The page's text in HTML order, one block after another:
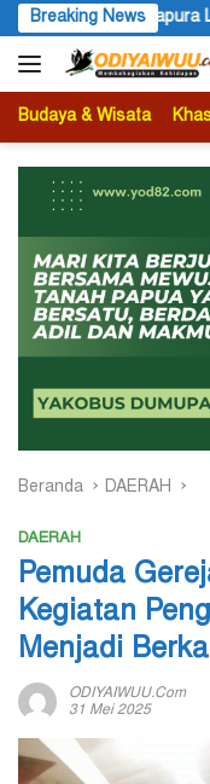
Langsung
ke
konten
Breaking News
Pasca Keracunan
Budaya & Wisata
Beranda DAERAH
DAERAH
Pemuda
Kegiatan
Menjadi
ODIYAIWUU.com
31 Mei 2025